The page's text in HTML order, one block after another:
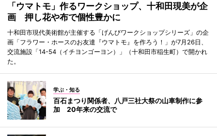
「ウマトモ」作るワークショップ、十和田現美が企
画 押し花や布で個性豊かに
十和田市現代美術館が主催する「げんびワークショップシリーズ」の企
画「フラワー・ホースのお友達『ウマトモ』を作ろう！」が7月26日、
交流施設「14-54（イチヨンゴーヨン）」（十和田市稲生町）で開かれ
た。
学ぶ・知る
百石まつり関係者、八戸三社大祭の山車制作に参
加 20年来の交流で